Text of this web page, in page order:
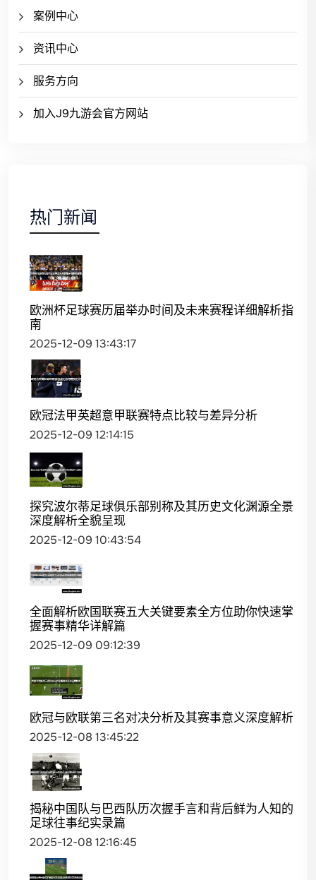
案例中心
资讯中心
服务方向
加入J9九游会官方网站
热门新闻
欧洲杯足球赛历届举办时间及未来赛程详细解析指
南
2025-12-09 13:43:17
欧冠法甲英超意甲联赛特点比较与差异分析
2025-12-09 12:14:15
探究波尔蒂足球俱乐部别称及其历史文化渊源全景
深度解析全貌呈现
2025-12-09 10:43:54
全面解析欧国联赛五大关键要素全方位助你快速掌
握赛事精华详解篇
2025-12-09 09:12:39
欧冠与欧联第三名对决分析及其赛事意义深度解析
2025-12-08 13:45:22
揭秘中国队与巴西队历次握手言和背后鲜为人知的
足球往事纪实录篇
2025-12-08 12:16:45